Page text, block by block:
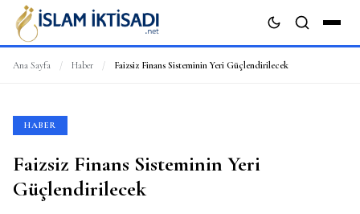
Ana Sayfa / Haber / Faizsiz Finans Sisteminin Yeri Güçlendirilecek
HABER
Faizsiz Finans Sisteminin Yeri
Güçlendirilecek